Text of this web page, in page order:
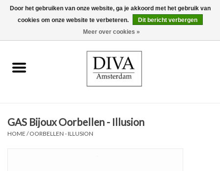
0 Artikelen - €0,00
Oorbellen
Ringen
GAS Bijoux Oorbellen - Illusion
HOME /OORBELLEN - ILLUSION
Door het gebruiken van onze website, ga je akkoord met het gebruik van
cookies om onze website te verbeteren.
Dit bericht verbergen
Meer over cookies »